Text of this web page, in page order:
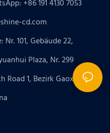
+86 191 4130 7053
cd.com
Nr. 101, Gebäude 22,
Plaza, Nr. 299
1, Bezirk Gaoxin,